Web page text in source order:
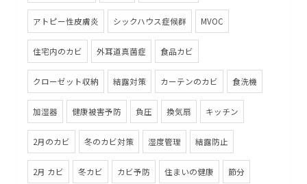
アトピー性皮膚炎 シックハウス症候群 MVOC
住宅内のカビ 外耳道真菌症 食品カビ
クローゼット収納 結露対策 カーテンのカビ 食洗機
加湿器 健康被害予防 負圧 換気扇 キッチン
2月のカビ 冬のカビ対策 湿度管理 結露防止
2月 カビ 冬カビ カビ予防 住まいの健康 節分